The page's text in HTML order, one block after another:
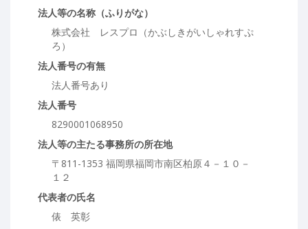
法人等の名称（ふりがな）
株式会社 レスプロ（かぶしきがいしゃれすぷ
ろ）
法人番号の有無
法人番号あり
法人番号
8290001068950
法人等の主たる事務所の所在地
〒811-1353 福岡県福岡市南区柏原４－１０－
１２
代表者の氏名
俵 英彰